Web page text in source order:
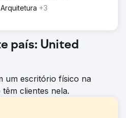
+3
país: United
um escritório físico na
clientes nela.